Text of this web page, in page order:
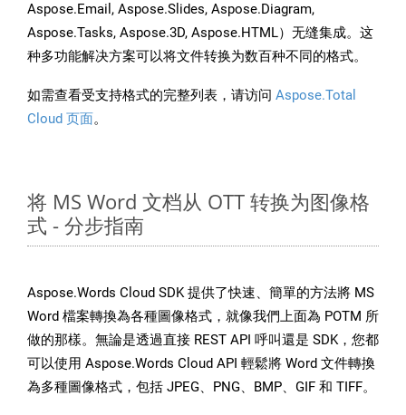
Aspose.Email, Aspose.Slides, Aspose.Diagram,
Aspose.Tasks, Aspose.3D, Aspose.HTML）无缝集成。这
种多功能解决方案可以将文件转换为数百种不同的格式。
如需查看受支持格式的完整列表，请访问 Aspose.Total
Cloud 页面。
将 MS Word 文档从 OTT 转换为图像格
式 - 分步指南
Aspose.Words Cloud SDK 提供了快速、簡單的方法將 MS
Word 檔案轉換為各種圖像格式，就像我們上面為 POTM 所
做的那樣。無論是透過直接 REST API 呼叫還是 SDK，您都
可以使用 Aspose.Words Cloud API 輕鬆將 Word 文件轉換
為多種圖像格式，包括 JPEG、PNG、BMP、GIF 和 TIFF。